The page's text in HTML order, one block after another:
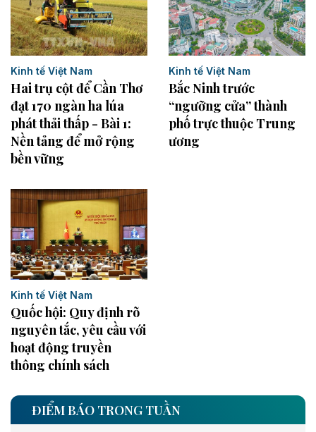
Kinh tế Việt Nam
Hai trụ cột để Cần Thơ
đạt 170 ngàn ha lúa
phát thải thấp - Bài 1:
Nền tảng để mở rộng
bền vững
Kinh tế Việt Nam
Bắc Ninh trước
“ngưỡng cửa” thành
phố trực thuộc Trung
ương
Kinh tế Việt Nam
Quốc hội: Quy định rõ
nguyên tắc, yêu cầu với
hoạt động truyền
thông chính sách
ĐIỂM BÁO TRONG TUẦN